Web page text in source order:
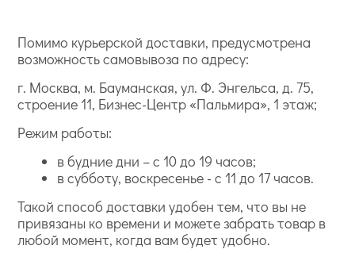
Помимо курьерской доставки, предусмотрена
возможность самовывоза по адресу:
г. Москва, м. Бауманская, ул. Ф. Энгельса, д. 75,
строение 11, Бизнес-Центр «Пальмира», 1 этаж;
Режим работы:
в будние дни – с 10 до 19 часов;
в субботу, воскресенье - с 11 до 17 часов.
Такой способ доставки удобен тем, что вы не
привязаны ко времени и можете забрать товар в
любой момент, когда вам будет удобно.